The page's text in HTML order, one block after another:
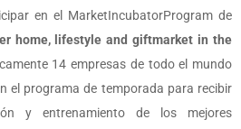
en el MarketIncubatorProgram de
home, lifestyle and giftmarket in the
14 empresas de todo el mundo
el programa de temporada para recibir
y entrenamiento de los mejores